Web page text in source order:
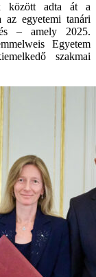
között adta át a
az egyetemi tanári
– amely 2025.
Egyetem
szakmai